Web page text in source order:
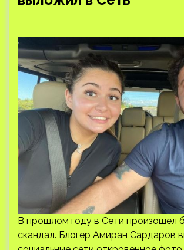
В прошлом году в Сети произошел
скандал. Блогер Амиран Сардаров